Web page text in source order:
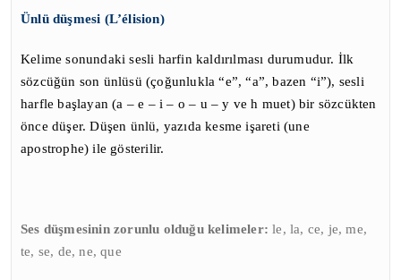
Ünlü düşmesi (L’élision)
Kelime sonundaki sesli harfin kaldırılması durumudur. İlk
sözcüğün son ünlüsü (çoğunlukla “e”, “a”, bazen “i”), sesli
harfle başlayan (a – e – i – o – u – y ve h muet) bir sözcükten
önce düşer. Düşen ünlü, yazıda kesme işareti (une
apostrophe) ile gösterilir.
Ses düşmesinin zorunlu olduğu kelimeler: le, la, ce, je, me,
te, se, de, ne, que